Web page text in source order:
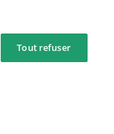
Tout refuser